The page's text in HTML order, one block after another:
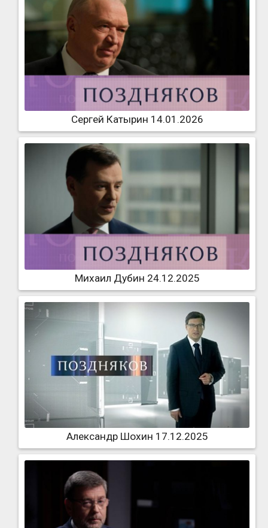
Сергей Катырин 14.01.2026
Михаил Дубин 24.12.2025
Александр Шохин 17.12.2025